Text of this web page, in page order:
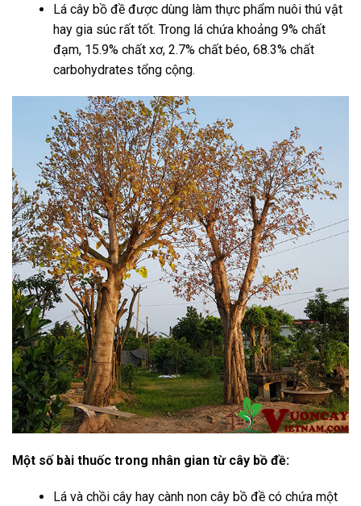
Lá cây bồ đề được dùng làm thực phẩm nuôi thú vật
hay gia súc rất tốt. Trong lá chứa khoảng 9% chất
đạm, 15.9% chất xơ, 2.7% chất béo, 68.3% chất
carbohydrates tổng cộng.
Một số bài thuốc trong nhân gian từ cây bồ đề:
Lá và chồi cây hay cành non cây bồ đề có chứa một